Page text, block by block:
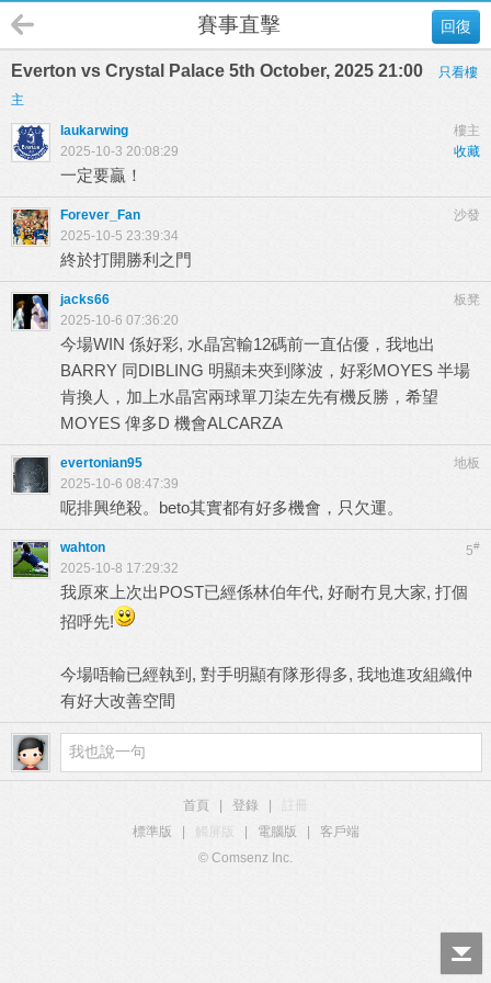
回復
賽事直擊
Everton vs Crystal Palace 5th October, 2025 21:00
只看樓
主
樓主
laukarwing
收藏
2025-10-3 20:08:29
一定要贏！
沙發
Forever_Fan
2025-10-5 23:39:34
終於打開勝利之門
板凳
jacks66
2025-10-6 07:36:20
今場WIN 係好彩, 水晶宮輸12碼前一直佔優，我地出
BARRY 同DIBLING 明顯未夾到隊波，好彩MOYES 半場
肯換人，加上水晶宮兩球單刀柒左先有機反勝，希望
MOYES 俾多D 機會ALCARZA
地板
evertonian95
2025-10-6 08:47:39
呢排興绝殺。beto其實都有好多機會，只欠運。
5#
wahton
2025-10-8 17:29:32
我原來上次出POST已經係林伯年代, 好耐冇見大家, 打個
招呼先!
今場唔輸已經執到, 對手明顯有隊形得多, 我地進攻組織仲
有好大改善空間
首頁 登錄
標準版
觸屏版 電腦版
客戶端
© Comsenz Inc.